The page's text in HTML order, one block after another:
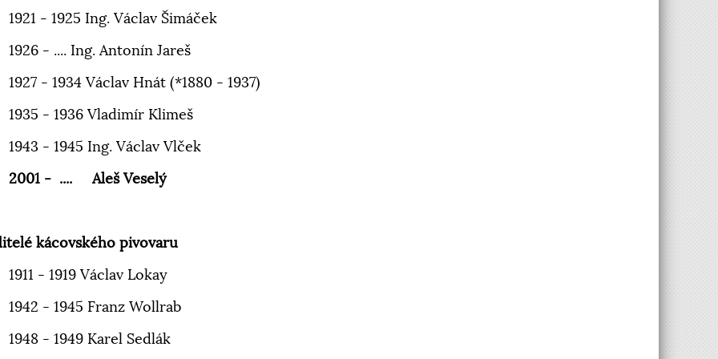
1921 - 1925 Ing. Václav Šimáček
1926 - .... Ing. Antonín Jareš
1927 - 1934 Václav Hnát (*1880 - 1937)
1935 - 1936 Vladimír Klimeš
1943 - 1945 Ing. Václav Vlček
2001 - .... Aleš Veselý
kácovského pivovaru
1911 - 1919 Václav Lokay
1942 - 1945 Franz Wollrab
1948 - 1949 Karel Sedlák